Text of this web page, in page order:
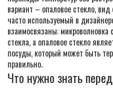
вариант – опаловое стекло, вид
часто используемый в
взаимосвязаны: микроволновка
стекла, а опаловое стекло
посуды, который может быть
правильно.
Что нужно знать